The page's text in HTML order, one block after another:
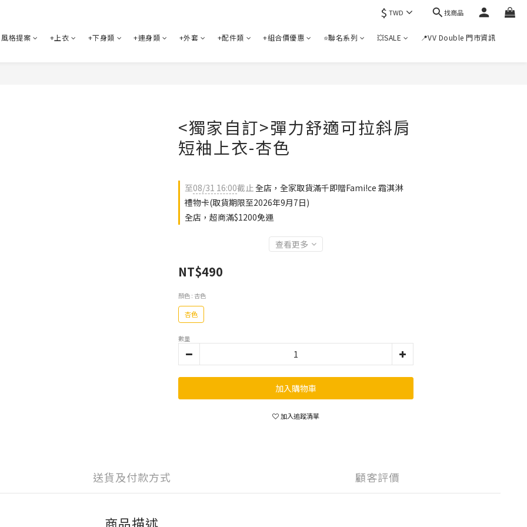
$ TWD 找商品
風格提案 +上衣 +下身類 +連身類 +外套 +配件類 +組合價優惠 ⭐聯名系列 💥SALE 📍VV Double 門市資訊
<獨家自訂>彈力舒適可拉斜肩
短袖上衣-杏色
至08/31 16:00截止全店，全家取貨滿千即贈Fami!ce 霜淇淋
禮物卡(取貨期限至2026年9月7日)
全店，超商滿$1200免運
查看更多
NT$490
顏色 : 杏色
杏色
數量
加入購物車
加入追蹤清單
送貨及付款方式 顧客評價
商品描述